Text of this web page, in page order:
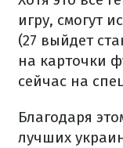
игру, смогут
(27 выйдет
на карточки
сейчас на
Благодаря
лучших